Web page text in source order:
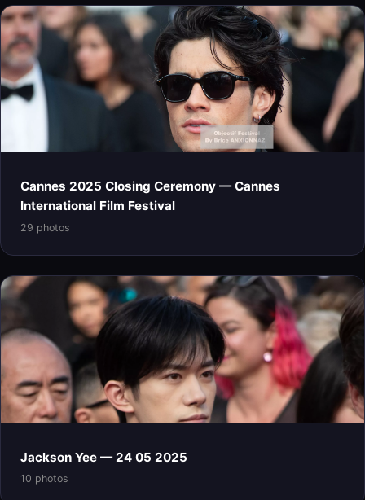
Cannes 2025 Closing Ceremony — Cannes
International Film Festival
29 photos
Jackson Yee — 24 05 2025
10 photos